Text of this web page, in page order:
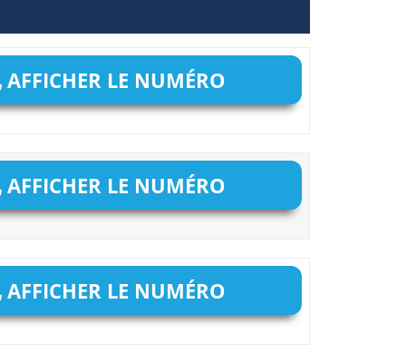
AFFICHER LE NUMÉRO
AFFICHER LE NUMÉRO
AFFICHER LE NUMÉRO